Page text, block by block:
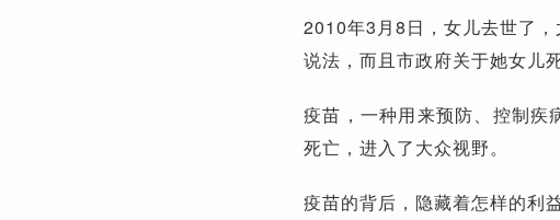
2010年3月8日，女儿去世了
说法，而且市政府关于她女儿
疫苗，一种用来预防、控制
死亡，进入了大众视野。
疫苗的背后，隐藏着怎样的利